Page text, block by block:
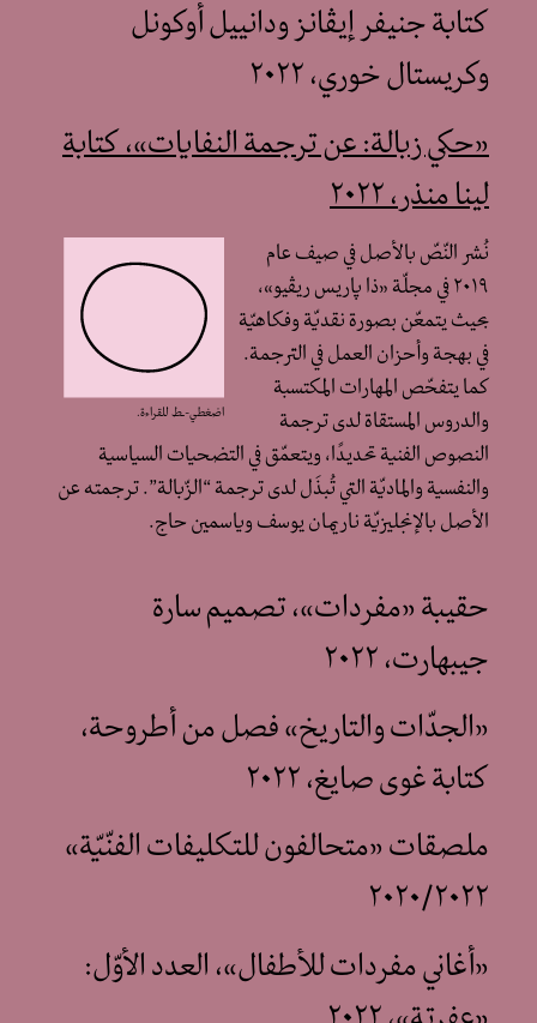
كتابة جنيفر إيڤانز ودانييل أوكونل
وكريستال خوري، ٢٠٢٢
«حكي زبالة: عن ترجمة النفايات»، كتابة
لينا منذر، ٢٠٢٢
اضغطي-ـط للقراءة.
نُشر النّصّ بالأصل في صيف عام
٢٠١٩ في مجلّة «ذا پاريس ريڤيو»،
بحيث يتمعّن بصورة نقديّة وفكاهيّة
في بهجة وأحزان العمل في الترجمة.
كما يتفحّص المهارات المكتسبة
والدروس المستقاة لدى ترجمة
النصوص الفنية تحديدًا، ويتعمّق في التضحيات السياسية
والنفسية والماديّة التي تُبذَل لدى ترجمة “الزّبالة”. ترجمته عن
الأصل بالإنجليزيّة ناريمان يوسف وياسمين حاج.
حقيبة «مفردات»، تصميم سارة
جيبهارت، ٢٠٢٢
«الجدّات والتاريخ» فصل من أطروحة،
كتابة غوى صايغ، ٢٠٢٢
ملصقات «متحالفون للتكليفات الفنّيّة»
٢٠٢٠/٢٠٢٢
«أغاني مفردات للأطفال»، العدد الأوّل: